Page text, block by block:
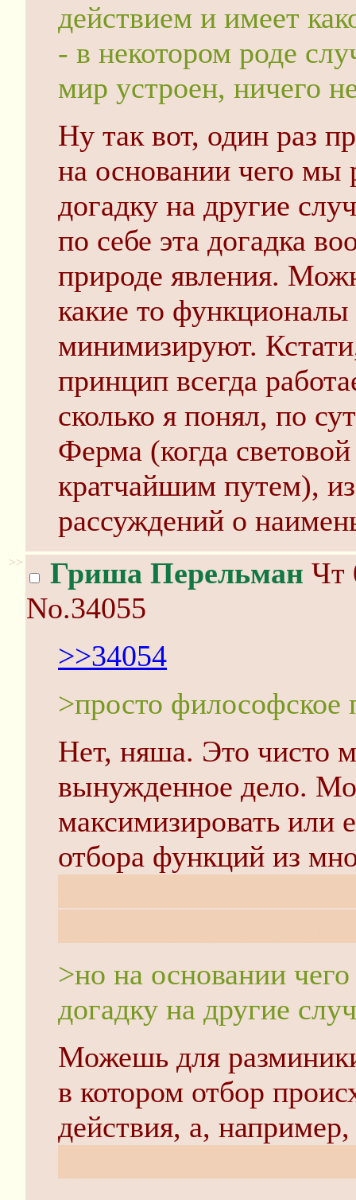
действием и имеет
- в некотором роде
мир устроен, ничего
Ну так вот, один раз
на основании чего мы
догадку на другие
по себе эта догадка
природе явления.
какие то
минимизируют.
принцип всегда
сколько я понял, по
Ферма (когда
кратчайшим путем),
рассуждений о
>> Гриша Перельман Чт
No.34055
>>34054
>просто философское
Нет, няша. Это чисто
вынужденное дело.
максимизировать или
отбора функций из
>но на основании
догадку на другие
Можешь для
в котором отбор
действия, а,